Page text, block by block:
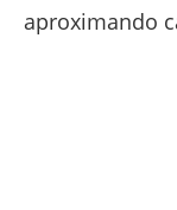
aproximando